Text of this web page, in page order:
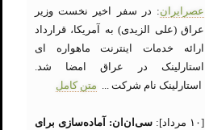
عصرایران: در سفر اخیر نخست وزیر
عراق (علی الزیدی) به آمریکا، قرارداد
ارائه خدمات اینترنت ماهواره ای
استارلینک در عراق امضا شد.
استارلینک نام شرکت ... متن کامل
[۱۰ مرداد]:
سی‌ان‌ان: آماده‌سازی برای